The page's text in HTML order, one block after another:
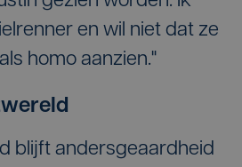
en wil niet dat ze
homo aanzien."
blijft andersgeaardheid